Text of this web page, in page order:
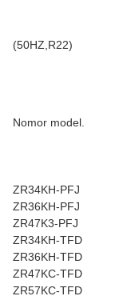
(50HZ,R22)
Nomor model.
ZR34KH-PFJ
ZR36KH-PFJ
ZR47K3-PFJ
ZR34KH-TFD
ZR36KH-TFD
ZR47KC-TFD
ZR57KC-TFD